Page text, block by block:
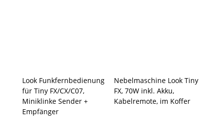
Look Funkfernbedienung
für Tiny FX/CX/C07,
Miniklinke Sender +
Empfänger
Nebelmaschine Look Tiny
FX, 70W inkl. Akku,
Kabelremote, im Koffer